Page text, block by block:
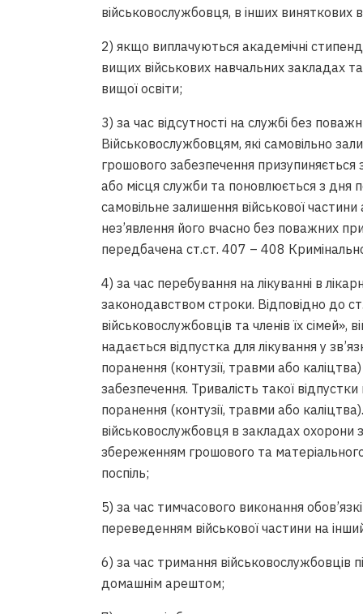
військовослужбовця, в інших
2) якщо виплачуються академічні
вищих військових навчальних закладах
вищої освіти;
3) за час відсутності на службі без
Військовослужбовцям, які самовільно
грошового забезпечення призупиняється
або місця служби та поновлюється з дня
самовільне залишення військової
нез’явлення його вчасно без поважних
передбачена ст.ст. 407 – 408
4) за час перебування на лікуванні в
законодавством строки. Відповідно до
військовослужбовців та членів їх
надається відпустка для лікування у
поранення (контузії, травми або
забезпечення. Тривалість такої
поранення (контузії, травми або
військовослужбовця в закладах охорони
збереженням грошового та
поспіль;
5) за час тимчасового виконання
переведенням військової частини на
6) за час тримання військовослужбовців
домашнім арештом;